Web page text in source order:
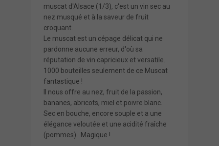
muscat d'Alsace (1/3), c'est un vin sec au
nez musqué et à la saveur de fruit
croquant.
Le muscat est un cépage délicat qui ne
pardonne aucune erreur, d'où sa
réputation de vin capricieux et versatile.
1000 bouteilles seulement de ce Muscat
fantastique !
Il nous offre au nez, fruit de la passion,
bananes, abricots, miel et poivre blanc.
Sec en bouche, encore souple et a une
élégance veloutée et une acidité fraîche
(pommes). Magique !